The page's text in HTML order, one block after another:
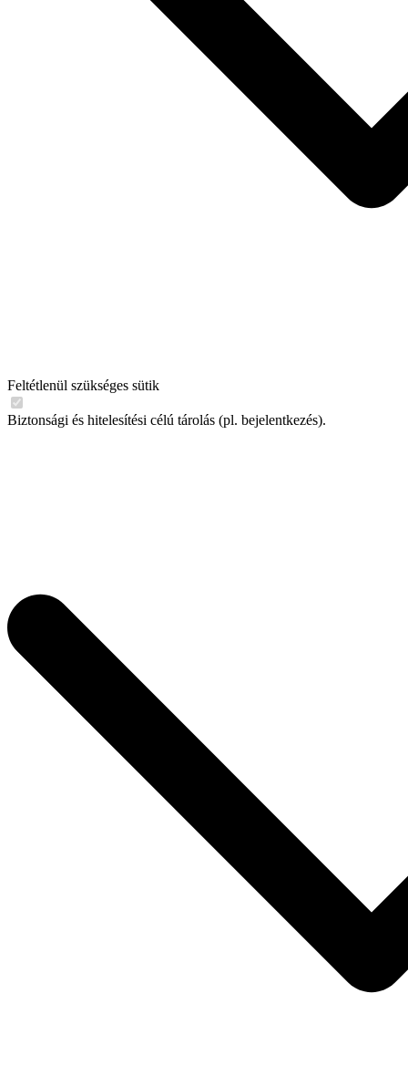
Feltétlenül szükséges sütik
Biztonsági és hitelesítési célú tárolás (pl. bejelentkezés).